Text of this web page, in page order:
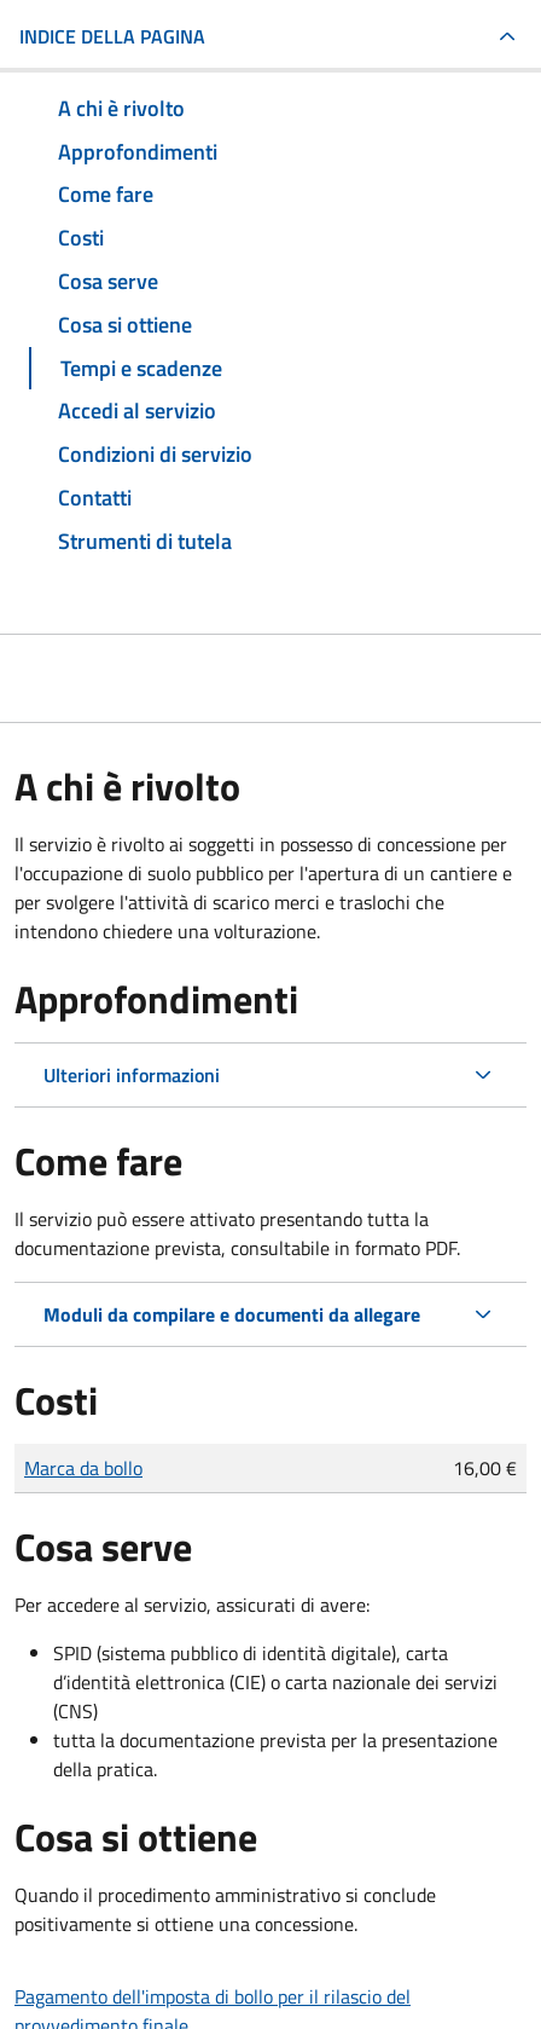
INDICE DELLA PAGINA
A chi è rivolto
Approfondimenti
Come fare
Costi
Cosa serve
Cosa si ottiene
Tempi e scadenze
Accedi al servizio
Condizioni di servizio
Contatti
Strumenti di tutela
A chi è rivolto
Il servizio è rivolto ai soggetti in possesso di concessione per
l'occupazione di suolo pubblico per l'apertura di un cantiere e
per svolgere l'attività di scarico merci e traslochi che
intendono chiedere una volturazione.
Approfondimenti
Ulteriori informazioni
Come fare
Il servizio può essere attivato presentando tutta la
documentazione prevista, consultabile in formato PDF.
Moduli da compilare e documenti da allegare
Costi
Tipo di pagamento
Importo
Marca da bollo 16,00 €
Cosa serve
Per accedere al servizio, assicurati di avere:
SPID (sistema pubblico di identità digitale), carta
d’identità elettronica (CIE) o carta nazionale dei servizi
(CNS)
tutta la documentazione prevista per la presentazione
della pratica.
Cosa si ottiene
Quando il procedimento amministrativo si conclude
positivamente si ottiene una concessione.
Pagamento dell'imposta di bollo per il rilascio del